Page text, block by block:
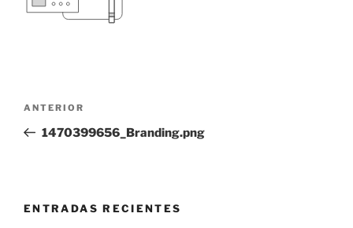
ANTERIOR
1470399656_Branding.png
ENTRADAS RECIENTES